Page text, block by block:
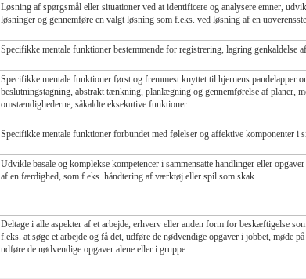
Løsning af spørgsmål eller situationer ved at identificere og analysere emner,
løsninger og gennemføre en valgt løsning som f.eks. ved løsning af en
Specifikke mentale funktioner bestemmende for registrering, lagring genkaldelse
Specifikke mentale funktioner først og fremmest knyttet til hjernens pandelapper
beslutningstagning, abstrakt tænkning, planlægning og gennemførelse af planer,
omstændighederne, såkaldte eksekutive funktioner.
Specifikke mentale funktioner forbundet med følelser og affektive komponenter i
Udvikle basale og komplekse kompetencer i sammensatte handlinger eller
af en færdighed, som f.eks. håndtering af værktøj eller spil som skak.
Deltage i alle aspekter af et arbejde, erhverv eller anden form for beskæftigelse
f.eks. at søge et arbejde og få det, udføre de nødvendige opgaver i jobbet, møde
udføre de nødvendige opgaver alene eller i gruppe.